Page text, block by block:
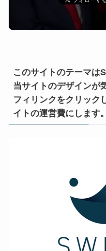
このサイトのテーマは
当サイトのデザインが
フィリンクをクリック
イトの運営費にします。